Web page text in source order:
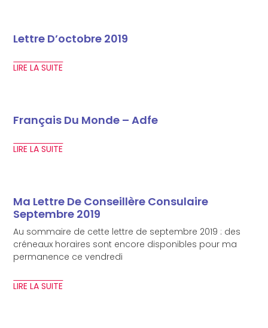
Lettre D’octobre 2019
LIRE LA SUITE
Français Du Monde – Adfe
LIRE LA SUITE
Ma Lettre De Conseillère Consulaire
Septembre 2019
Au sommaire de cette lettre de septembre 2019 : des
créneaux horaires sont encore disponibles pour ma
permanence ce vendredi
LIRE LA SUITE